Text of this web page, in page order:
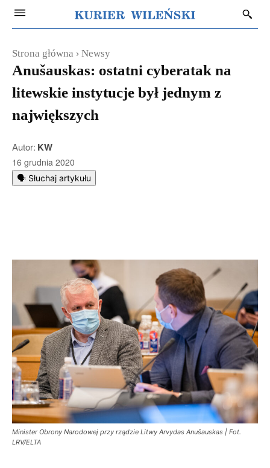
Strona główna Newsy
Anušauskas: ostatni cyberatak na
litewskie instytucje był jednym z
największych
Autor: KW
16 grudnia 2020
🗣️ Słuchaj artykułu
Minister Obrony Narodowej przy rządzie Litwy Arvydas Anušauskas | Fot.
LRV/ELTA